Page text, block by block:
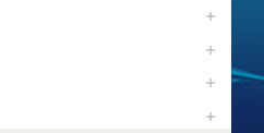



